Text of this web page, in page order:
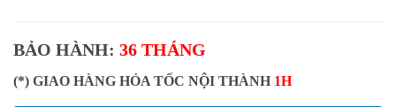
BẢO HÀNH: 36 THÁNG
(*) GIAO HÀNG HỎA TỐC NỘI THÀNH 1H